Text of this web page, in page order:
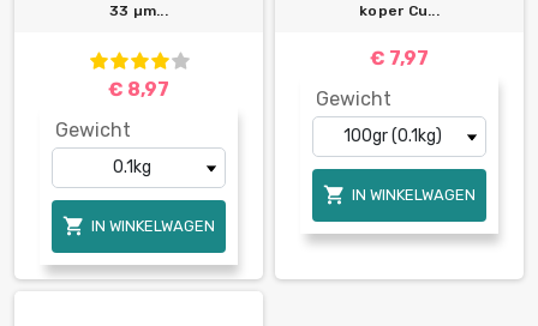
33 µm...
€ 8,97
Gewicht
 IN WINKELWAGEN
koper Cu...
€ 7,97
Gewicht
 IN WINKELWAGEN